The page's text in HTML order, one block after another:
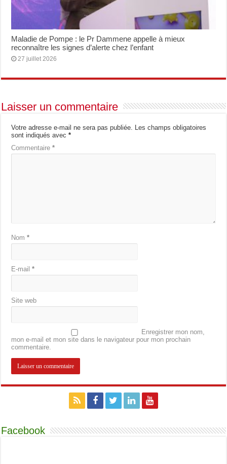
Maladie de Pompe : le Pr Dammene appelle à mieux
reconnaître les signes d’alerte chez l’enfant
27 juillet 2026
Laisser un commentaire
Votre adresse e-mail ne sera pas publiée. Les champs obligatoires
sont indiqués avec*
Commentaire*
Nom*
E-mail*
Site web
Enregistrer mon nom,
mon e-mail et mon site dans le navigateur pour mon prochain
commentaire.
Facebook